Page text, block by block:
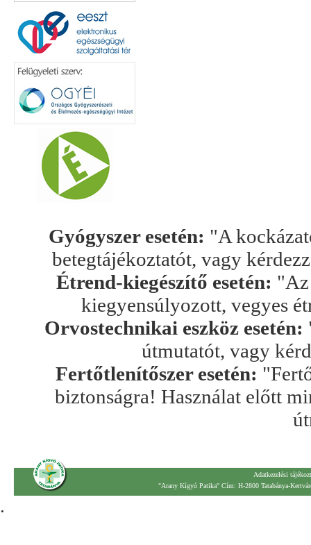
Gyógyszer esetén: "A
betegtájékoztatót, vagy
Étrend-kiegészítő esetén: "Az
kiegyensúlyozott, vegyes
Orvostechnikai eszköz esetén:
útmutatót, vagy
Fertőtlenítőszer esetén:
biztonságra! Használat előtt
Adatkezelési
"Arany Kígyó Patika" Cím: H-2800 Tatabánya-
.